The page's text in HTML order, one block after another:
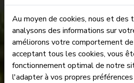
Au moyen de cookies, nous et des
analysons des informations sur
améliorons votre comportement de
acceptant tous les cookies, vous
fonctionnement optimal de notre
l'adapter à vos propres